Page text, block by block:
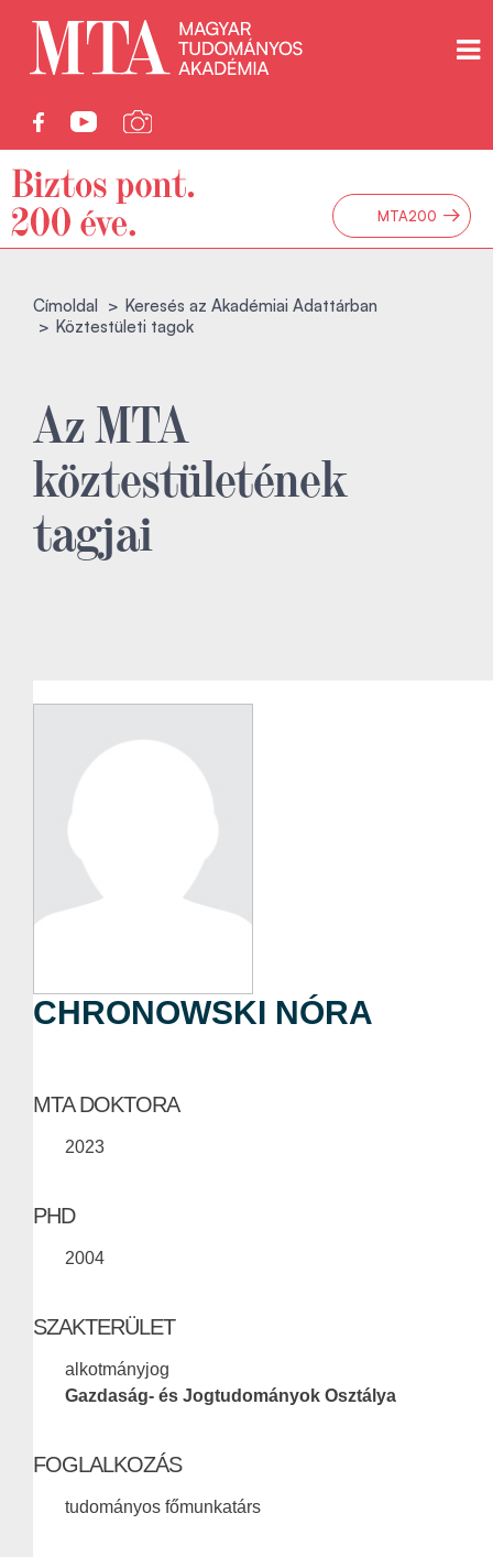
MTA200 →
Címoldal
Keresés az Akadémiai Adattárban
Köztestületi tagok
Az MTA
köztestületének
tagjai
CHRONOWSKI NÓRA
MTA DOKTORA
2023
PHD
2004
SZAKTERÜLET
alkotmányjog
Gazdaság- és Jogtudományok Osztálya
FOGLALKOZÁS
tudományos főmunkatárs